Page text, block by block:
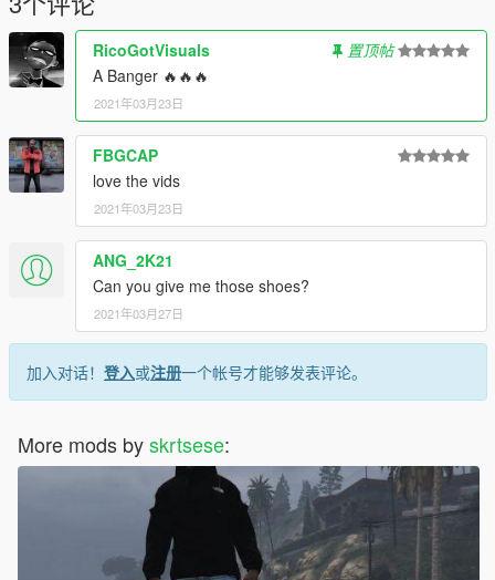
RicoGotVisuals
置顶帖
A Banger 🔥🔥🔥
2021年03月23日
FBGCAP
love the vids
2021年03月23日
ANG_2K21
Can you give me those shoes?
2021年03月27日
加入对话！ 登入或注册一个帐号才能够发表评论。
More mods byskrtsese: